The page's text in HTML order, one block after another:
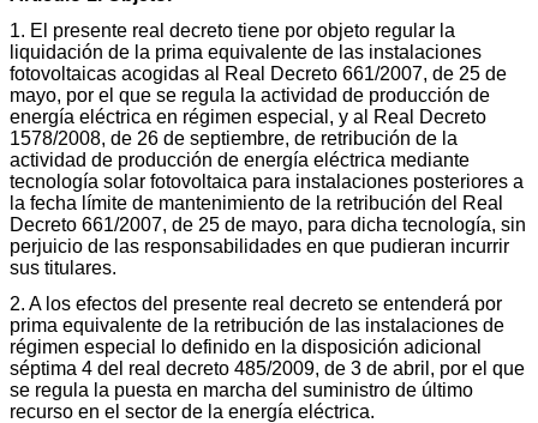
1. El presente real decreto tiene por objeto regular la
liquidación de la prima equivalente de las instalaciones
fotovoltaicas acogidas al Real Decreto 661/2007, de 25 de
mayo, por el que se regula la actividad de producción de
energía eléctrica en régimen especial, y al Real Decreto
1578/2008, de 26 de septiembre, de retribución de la
actividad de producción de energía eléctrica mediante
tecnología solar fotovoltaica para instalaciones posteriores a
la fecha límite de mantenimiento de la retribución del Real
Decreto 661/2007, de 25 de mayo, para dicha tecnología, sin
perjuicio de las responsabilidades en que pudieran incurrir
sus titulares.
2. A los efectos del presente real decreto se entenderá por
prima equivalente de la retribución de las instalaciones de
régimen especial lo definido en la disposición adicional
séptima 4 del real decreto 485/2009, de 3 de abril, por el que
se regula la puesta en marcha del suministro de último
recurso en el sector de la energía eléctrica.